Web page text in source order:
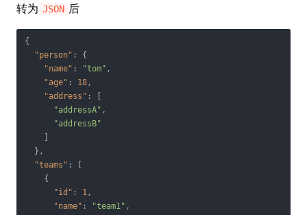
转为 JSON 后
{
"person" : {
"name" : "tom" ,
"age" : 18,
"address" : [
"addressA" ,
"addressB"
  },
"teams" : [
    {
"id" : 1,
"name" : "team1" ,